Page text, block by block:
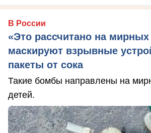
В России
«Это рассчитано на
маскируют взрывные
пакеты от сока
Такие бомбы направлены на
детей.